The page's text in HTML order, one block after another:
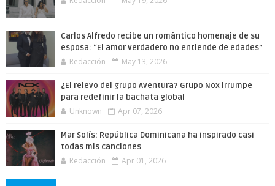
Carlos Alfredo recibe un romántico homenaje de su
esposa: “El amor verdadero no entiende de edades”
Redacción May 13, 2026
¿El relevo del grupo Aventura? Grupo Nox irrumpe
para redefinir la bachata global
Unknown Apr 07, 2026
Mar Solís: República Dominicana ha inspirado casi
todas mis canciones
Redacción Apr 01, 2026